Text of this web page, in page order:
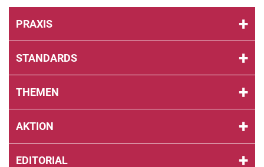
PRAXIS
STANDARDS
THEMEN
AKTION
EDITORIAL